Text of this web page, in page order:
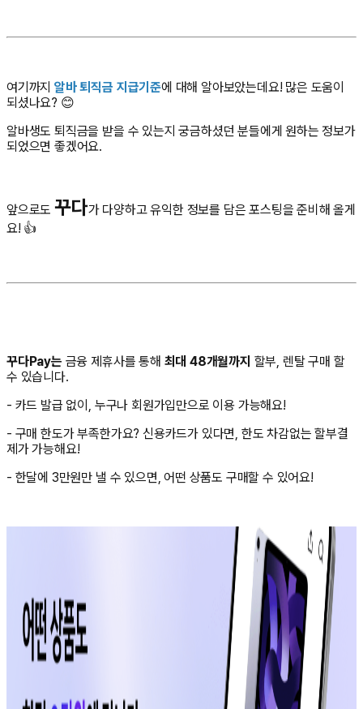
여기까지알바 퇴직금 지급기준에 대해 알아보았는데요! 많은 도움이
되셨나요? 😊
알바생도 퇴직금을 받을 수 있는지 궁금하셨던 분들에게 원하는 정보가
되었으면 좋겠어요.
앞으로도꾸다가 다양하고 유익한 정보를 담은 포스팅을 준비해 올게
요! 👍
꾸다Pay는 금융 제휴사를 통해 최대 48개월까지 할부, 렌탈 구매 할
수 있습니다.
- 카드 발급 없이, 누구나 회원가입만으로 이용 가능해요!
- 구매 한도가 부족한가요? 신용카드가 있다면, 한도 차감없는 할부결
제가 가능해요!
- 한달에 3만원만 낼 수 있으면, 어떤 상품도 구매할 수 있어요!